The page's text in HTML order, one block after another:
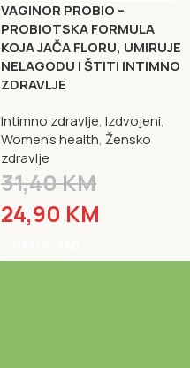
VAGINOR PROBIO –
PROBIOTSKA FORMULA
KOJA JAČA FLORU, UMIRUJE
NELAGODU I ŠTITI INTIMNO
ZDRAVLJE
Intimno zdravlje, Izdvojeni,
Women's health, Žensko
zdravlje
31,40KM
24,90 KM